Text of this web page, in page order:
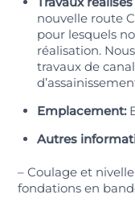
nouvelle route
pour lesquels
réalisation.
travaux de
Emplacement:
Autres
– Coulage et
fondations en